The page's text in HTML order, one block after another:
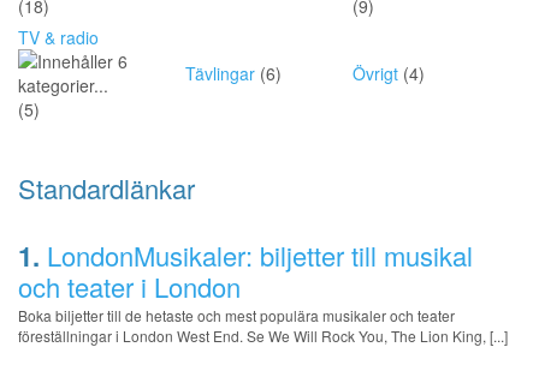
(18)
(9)
TV & radio
(5)
Tävlingar (6) Övrigt (4)
Standardlänkar
1. LondonMusikaler: biljetter till musikal
och teater i London
Boka biljetter till de hetaste och mest populära musikaler och teater
föreställningar i London West End. Se We Will Rock You, The Lion King, [...]